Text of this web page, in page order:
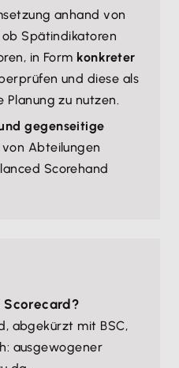
anhand von
Spätindikatoren
in Form konkreter
und diese als
Planung zu nutzen.
gegenseitige
von Abteilungen
Scorehand
Scorecard?
abgekürzt mit BSC,
ausgewogener